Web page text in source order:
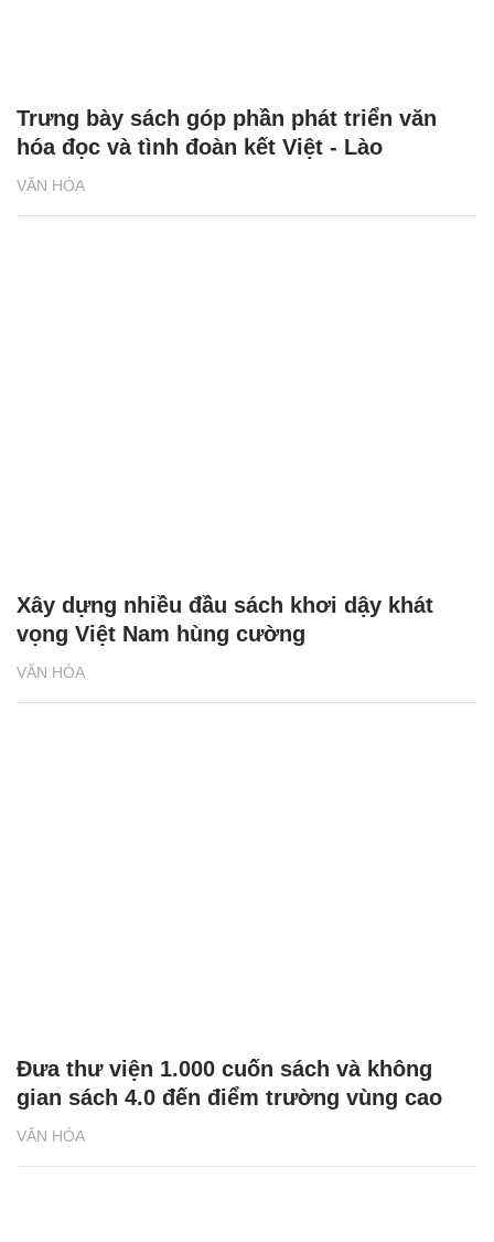
VĂN HÓA
Trưng bày sách góp phần phát triển văn
hóa đọc và tình đoàn kết Việt - Lào
VĂN HÓA
Xây dựng nhiều đầu sách khơi dậy khát
vọng Việt Nam hùng cường
VĂN HÓA
Đưa thư viện 1.000 cuốn sách và không
gian sách 4.0 đến điểm trường vùng cao